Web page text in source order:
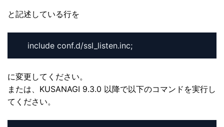
と記述している行を
に変更してください。
または、KUSANAGI 9.3.0 以降で以下のコマンドを実行し
てください。